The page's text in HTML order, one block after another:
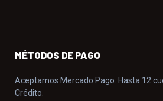
MÉTODOS DE PAGO
Aceptamos Mercado Pago. Hasta 12
Crédito.